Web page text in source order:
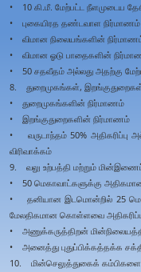
• 10 கி.மீ. மேற்பட்ட நீளமுடைய
• புகையிரத தண்டவாள நிர்மாணம்
• விமான நிலையங்களின்
• விமான ஓடு பாதைகளின்
• 50 சதவீதம் அல்லது அதற்கு
8. துறைமுகங்கள், இறங்குதுறைகள்
• துறைமுகங்களின் நிர்மாணம்
• இறங்குதுறைகளின் நிர்மாணம்
• வருடாந்தம் 50% அதிகரிப்பு
விரிவாக்கம்
9. வலு உற்பத்தி மற்றும்
• 50 மெகாவாட்களுக்கு
• தனியான இடமொன்றில் 25
மேலதிகமான கொள்ளவை
• அணுக்கருத்திறன்
• அனைத்து புதுப்பிக்கத்தக்க
10. மின்செலுத்துகைக்